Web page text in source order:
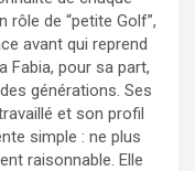
rôle de “petite Golf”,
avant qui reprend
Fabia, pour sa part,
générations. Ses
et son profil
simple : ne plus
raisonnable. Elle